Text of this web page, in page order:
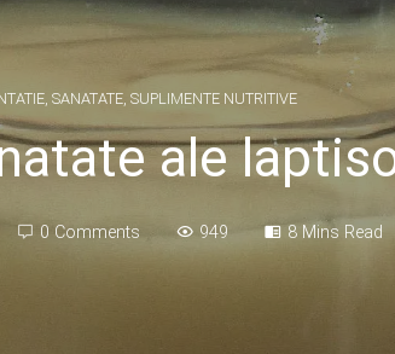
, SANATATE, SUPLIMENTE NUTRITIVE
ale
0 Comments 949 8 Mins Read